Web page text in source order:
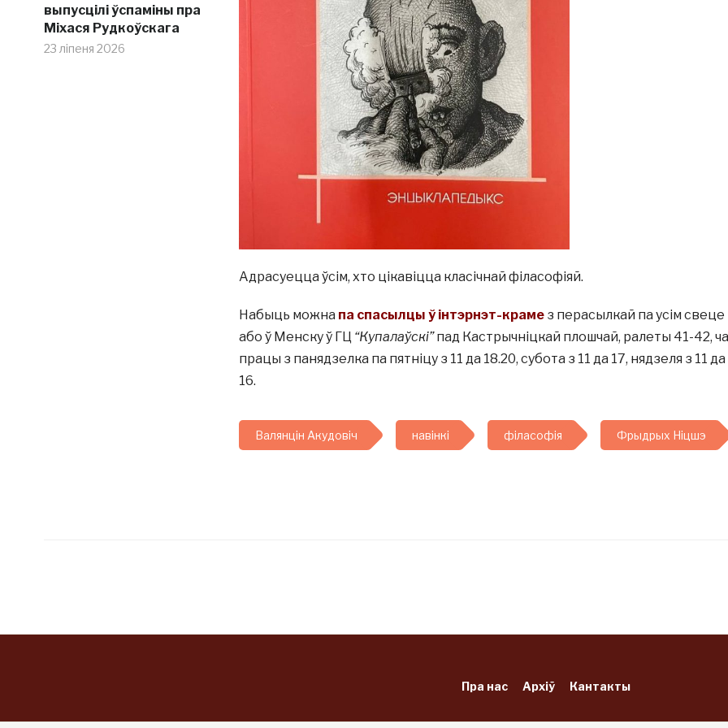
выпусцілі ўспаміны пра
Міхася Рудкоўскага
23 ліпеня 2026
Адрасуецца ўсім, хто цікавіцца класічнай філасофіяй.
Набыць можна па спасылцы ў інтэрнэт-крамез перасылкай па усім свеце
або ў Менску ў ГЦ “Купалаўскі”пад Кастрычніцкай плошчай, ралеты 41-42,
працы з панядзелка па пятніцу з 11 да 18.20, субота з 11 да 17, нядзеля з 11 да
16.
Валянцін Акудовіч навінкі філасофія Фрыдрых Ніцшэ
Пра нас Архіў Кантакты